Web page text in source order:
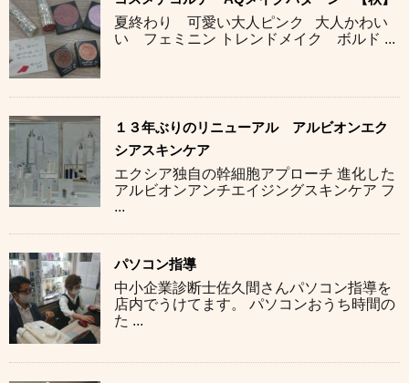
夏終わり 可愛い大人ピンク 大人かわい
い フェミニン トレンドメイク ボルド ...
１３年ぶりのリニューアル アルビオンエク
シアスキンケア
エクシア独自の幹細胞アプローチ 進化した
アルビオンアンチエイジングスキンケア フ
...
パソコン指導
中小企業診断士佐久間さんパソコン指導を
店内でうけてます。 パソコンおうち時間の
た ...